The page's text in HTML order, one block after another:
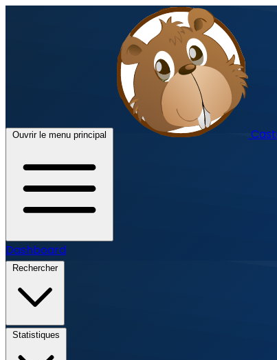
Ouvrir le menu principal
Dashboard
Rechercher
Statistiques